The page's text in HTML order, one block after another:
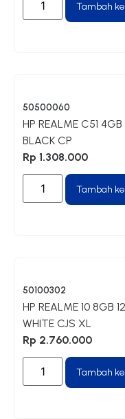
Tambah
50500060
HP REALME C51
BLACK CP
Rp 1.308.000
Tambah
50100302
HP REALME 10 8GB
WHITE CJS XL
Rp 2.760.000
Tambah